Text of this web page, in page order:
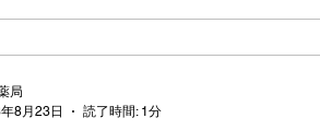
局
8月23日
読了時間: 1分